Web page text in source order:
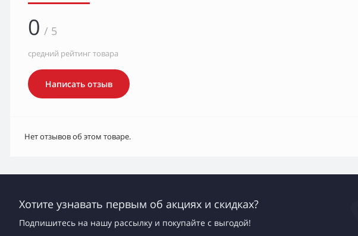
0 / 5
средний рейтинг товара
Написать отзыв
Нет отзывов об этом товаре.
Хотите узнавать первым об акциях и скидках?
Подпишитесь на нашу рассылку и покупайте с выгодой!